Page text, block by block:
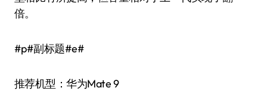
倍。
#p#副标题#e#
推荐机型：华为Mate 9